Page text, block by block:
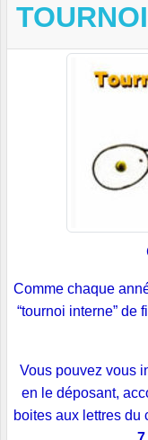
Comme chaque
“tournoi interne” de
Vous pouvez vous
en le déposant,
boites aux lettres du